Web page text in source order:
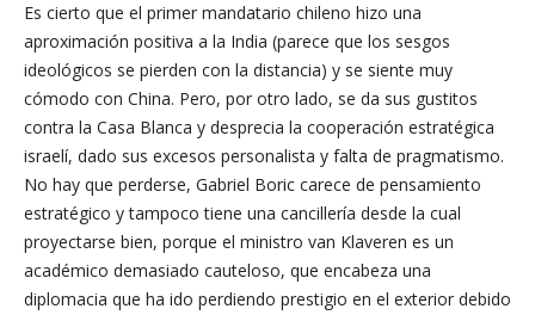
Es cierto que el primer mandatario chileno hizo una
aproximación positiva a la India (parece que los sesgos
ideológicos se pierden con la distancia) y se siente muy
cómodo con China. Pero, por otro lado, se da sus gustitos
contra la Casa Blanca y desprecia la cooperación estratégica
israelí, dado sus excesos personalista y falta de pragmatismo.
No hay que perderse, Gabriel Boric carece de pensamiento
estratégico y tampoco tiene una cancillería desde la cual
proyectarse bien, porque el ministro van Klaveren es un
académico demasiado cauteloso, que encabeza una
diplomacia que ha ido perdiendo prestigio en el exterior debido